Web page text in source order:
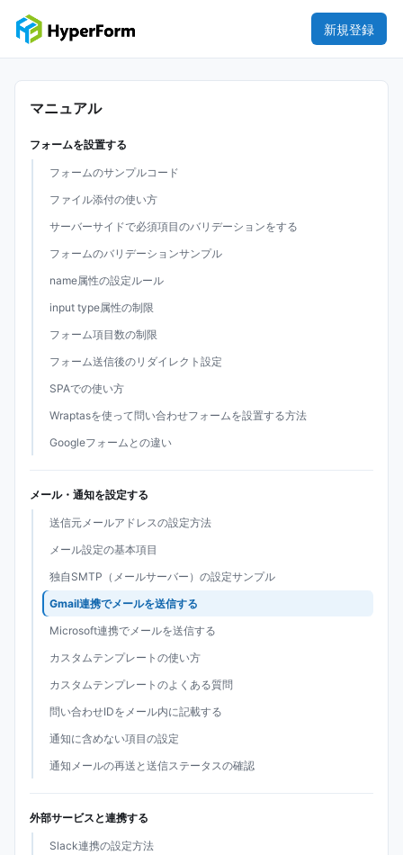
新規登録
マニュアル
フォームを設置する
フォームのサンプルコード
ファイル添付の使い方
サーバーサイドで必須項目のバリデーションをする
フォームのバリデーションサンプル
name属性の設定ルール
input type属性の制限
フォーム項目数の制限
フォーム送信後のリダイレクト設定
SPAでの使い方
Wraptasを使って問い合わせフォームを設置する方法
Googleフォームとの違い
メール・通知を設定する
送信元メールアドレスの設定方法
メール設定の基本項目
独自SMTP（メールサーバー）の設定サンプル
Gmail連携でメールを送信する
Microsoft連携でメールを送信する
カスタムテンプレートの使い方
カスタムテンプレートのよくある質問
問い合わせIDをメール内に記載する
通知に含めない項目の設定
通知メールの再送と送信ステータスの確認
外部サービスと連携する
Slack連携の設定方法